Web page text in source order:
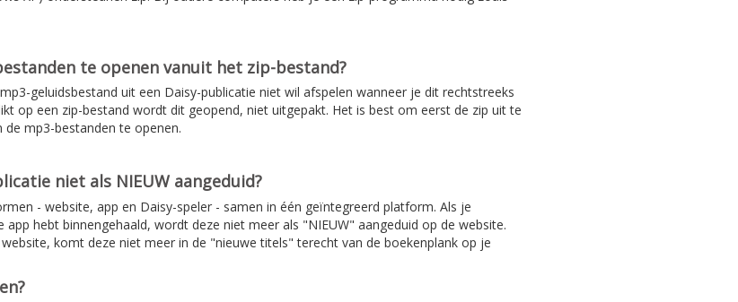
te openen vanuit het zip-bestand?
geluidsbestand uit een Daisy-publicatie niet wil afspelen wanneer je dit rechtstreeks
op een zip-bestand wordt dit geopend, niet uitgepakt. Het is best om eerst de zip uit te
mp3-bestanden te openen.
niet als NIEUW aangeduid?
- website, app en Daisy-speler - samen in één geïntegreerd platform. Als je
hebt binnengehaald, wordt deze niet meer als "NIEUW" aangeduid op de website.
komt deze niet meer in de "nieuwe titels" terecht van de boekenplank op je